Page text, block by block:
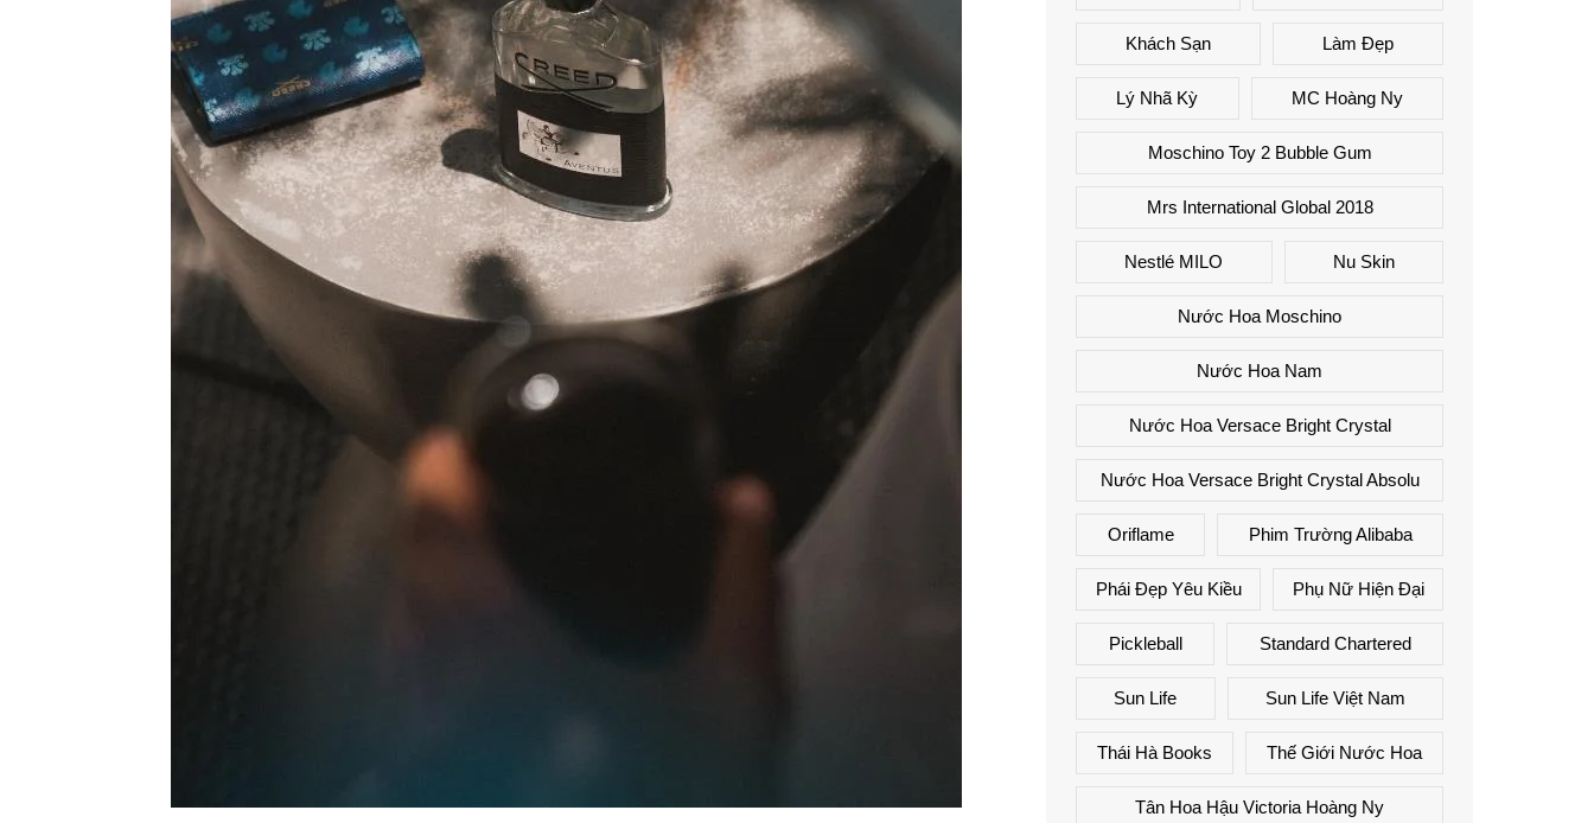
Khách Sạn Làm Đẹp
Lý Nhã Kỳ MC Hoàng Ny
Moschino Toy 2 Bubble Gum
Mrs International Global 2018
Nestlé MILO Nu Skin
Nước Hoa Moschino
Nước Hoa Nam
Nước Hoa Versace Bright Crystal
Nước Hoa Versace Bright Crystal Absolu
Oriflame Phim Trường Alibaba
Phái Đẹp Yêu Kiều Phụ Nữ Hiện Đại
Pickleball Standard Chartered
Sun Life Sun Life Việt Nam
Thái Hà Books Thế Giới Nước Hoa
Tân Hoa Hậu Victoria Hoàng Ny